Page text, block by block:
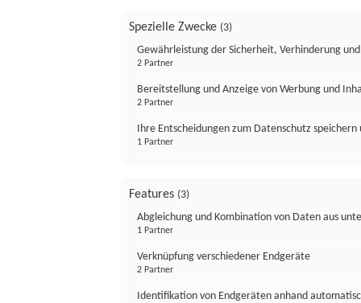
Spezielle Zwecke (3)
Gewährleistung der Sicherheit, Verhinderung
2 Partner
Bereitstellung und Anzeige von Werbung und
2 Partner
Ihre Entscheidungen zum Datenschutz
1 Partner
Features (3)
Abgleichung und Kombination von Daten aus
1 Partner
Verknüpfung verschiedener Endgeräte
2 Partner
Identifikation von Endgeräten anhand